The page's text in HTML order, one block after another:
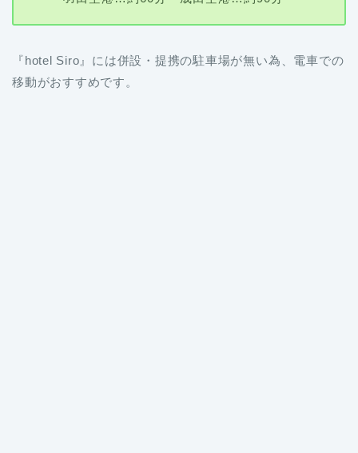
『hotel Siro』には併設・提携の駐車場が無い為、電車での
移動がおすすめです。